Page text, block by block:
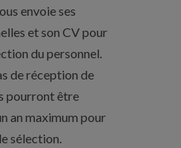
envoie ses
et son CV pour
du personnel.
de réception de
pourront être
an maximum pour
sélection.